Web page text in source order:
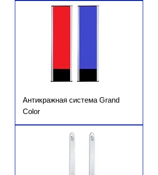
Антикражная система Grand
Color